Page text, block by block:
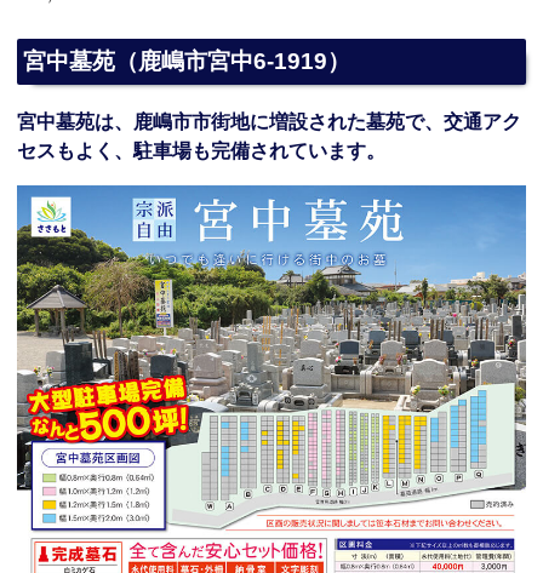
宮中墓苑（鹿嶋市宮中6-1919）
宮中墓苑は、鹿嶋市市街地に増設された墓苑で、交通アク
セスもよく、駐車場も完備されています。